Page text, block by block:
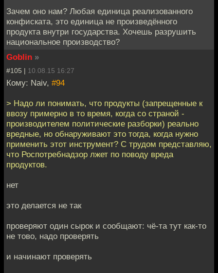
Зачем оно нам? Любая единица реализованного
конфиската, это единица не произведённого
продукта внутри государства. Хочешь разрушить
национальное производство?
Goblin »
#105 | 10.08.15 16:27
Кому: Naiv, #94
> Надо ли понимать, что продукты (запрещенные к
ввозу примерно в то время, когда со страной -
производителем политические разборки) реально
вредные, но обнаруживают это тогда, когда нужно
применить этот инструмент? С трудом представляю,
что Роспотребнадзор лжет по поводу вреда
продуктов.
нет
это делается не так
проверяют один сырок и сообщают: чё-та тут как-то
не тово, надо проверять
и начинают проверять